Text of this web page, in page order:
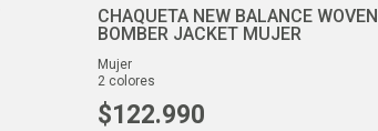
CHAQUETA NEW BALANCE WOVEN
BOMBER JACKET MUJER
mujer
2 colores
$122.990